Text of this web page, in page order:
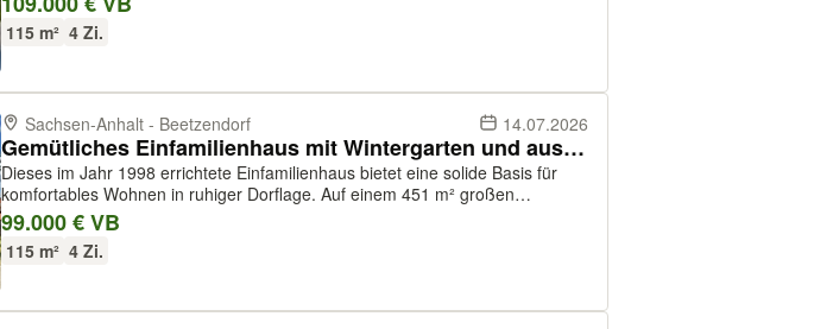
behutsam modernisiert – heute ist...
115 m² 4 Zi.
Sachsen-Anhalt - Beetzendorf 14.07.2026
Gemütliches Einfamilienhaus mit Wintergarten und ausbaufähigem Dachgeschoss in Bandau.
Dieses im Jahr 1998 errichtete Einfamilienhaus bietet eine solide Basis für
komfortables Wohnen in ruhiger Dorflage. Auf einem 451 m² großen
Grundstück erwartet Sie eine Wohnfläche von rund 115 m² im Erdgeschoss,
ergänzt durch ein vollständig ausb...
99.000 € VB
115 m² 4 Zi.